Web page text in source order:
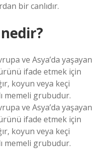
bir canlıdır.
ve Asya’da yaşayan
ifade etmek için
koyun veya keçi
memeli grubudur.
ve Asya’da yaşayan
ifade etmek için
koyun veya keçi
memeli grubudur.